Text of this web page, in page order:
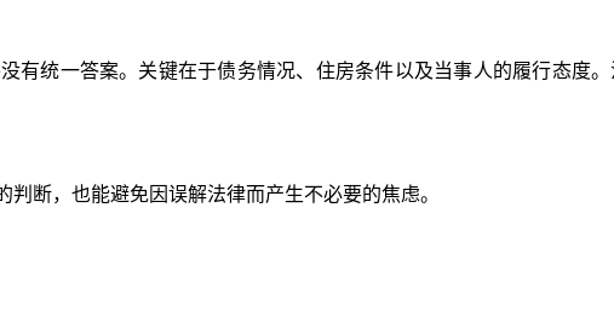
统一答案。关键在于债务情况、住房条件以及当事人的履行态度。
断，也能避免因误解法律而产生不必要的焦虑。